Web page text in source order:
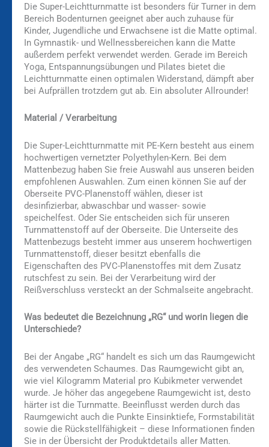
Die Super-Leichtturnmatte ist besonders für Turner in dem
Bereich Bodenturnen geeignet aber auch zuhause für
Kinder, Jugendliche und Erwachsene ist die Matte optimal.
In Gymnastik- und Wellnessbereichen kann die Matte
außerdem perfekt verwendet werden. Gerade im Bereich
Yoga, Entspannungsübungen und Pilates bietet die
Leichtturnmatte einen optimalen Widerstand, dämpft aber
bei Aufprällen trotzdem gut ab. Ein absoluter Allrounder!
Material / Verarbeitung
Die Super-Leichtturnmatte mit PE-Kern besteht aus einem
hochwertigen vernetzter Polyethylen-Kern. Bei dem
Mattenbezug haben Sie freie Auswahl aus unseren beiden
empfohlenen Auswahlen. Zum einen können Sie auf der
Oberseite PVC-Planenstoff wählen, dieser ist
desinfizierbar, abwaschbar und wasser- sowie
speichelfest. Oder Sie entscheiden sich für unseren
Turnmattenstoff auf der Oberseite. Die Unterseite des
Mattenbezugs besteht immer aus unserem hochwertigen
Turnmattenstoff, dieser besitzt ebenfalls die
Eigenschaften des PVC-Planenstoffes mit dem Zusatz
rutschfest zu sein. Bei der Verarbeitung wird der
Reißverschluss versteckt an der Schmalseite angebracht.
Was bedeutet die Bezeichnung „RG“ und worin liegen die
Unterschiede?
Bei der Angabe „RG“ handelt es sich um das Raumgewicht
des verwendeten Schaumes. Das Raumgewicht gibt an,
wie viel Kilogramm Material pro Kubikmeter verwendet
wurde. Je höher das angegebene Raumgewicht ist, desto
härter ist die Turnmatte. Beeinflusst werden durch das
Raumgewicht auch die Punkte Einsinktiefe, Formstabilität
sowie die Rückstellfähigkeit – diese Informationen finden
Sie in der Übersicht der Produktdetails aller Matten.